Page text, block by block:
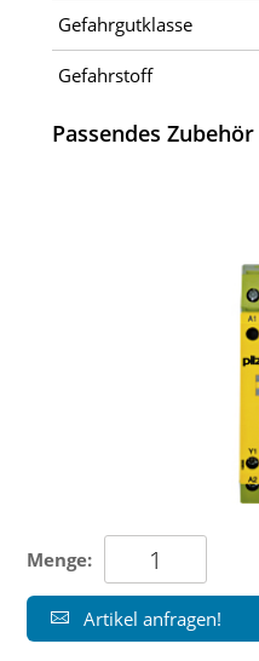
Gefahrgutklasse
Gefahrstoff
Passendes Zubehör
Menge:
Artikel anfragen!